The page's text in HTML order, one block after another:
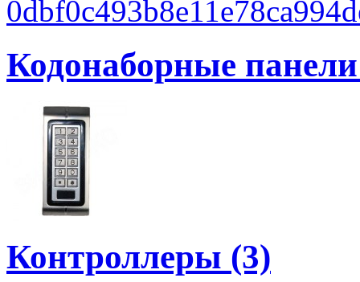
Кодонаборные
Контроллеры (3)